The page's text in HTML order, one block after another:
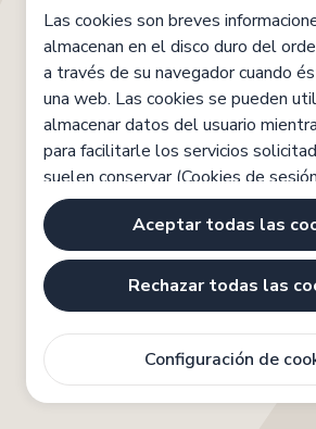
¿Olvidaste tu contraseña?
Las cookies son breves
almacenan en el disco duro del
a través de su navegador cuando
una web. Las cookies se pueden
almacenar datos del usuario
para facilitarle los servicios
suelen conservar (Cookies de
los datos del usuario para otro
futuros y que se pueden conservar
indefinido (Cookies persistentes).
ser propias o de terceros.
Cookies técnicas que facilitan la
Aceptar todas las
Rechazar todas las
Configuración de